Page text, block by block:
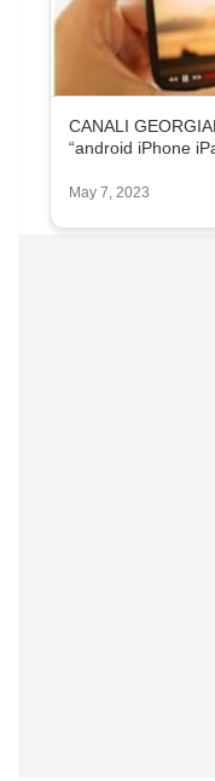
CANALI
“android iPhone
May 7, 2023